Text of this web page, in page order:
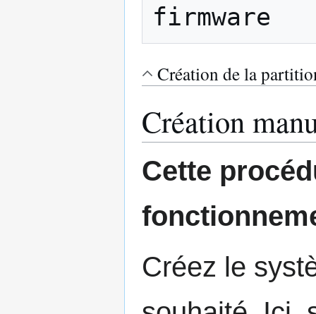
firmware
Création de la
Création
Cette
Créez le